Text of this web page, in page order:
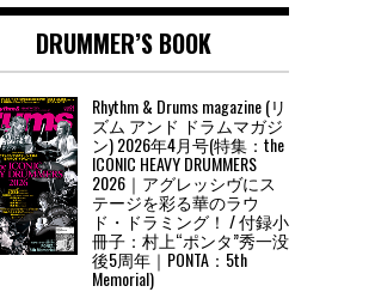
DRUMMER’S BOOK
Rhythm & Drums magazine (リ
ズム アンド ドラムマガジ
ン) 2026年4月号(特集：the
ICONIC HEAVY DRUMMERS
2026｜アグレッシヴにス
テージを彩る華のラウ
ド・ドラミング！ / 付録小
冊子：村上“ポンタ”秀一没
後5周年｜PONTA：5th
Memorial)